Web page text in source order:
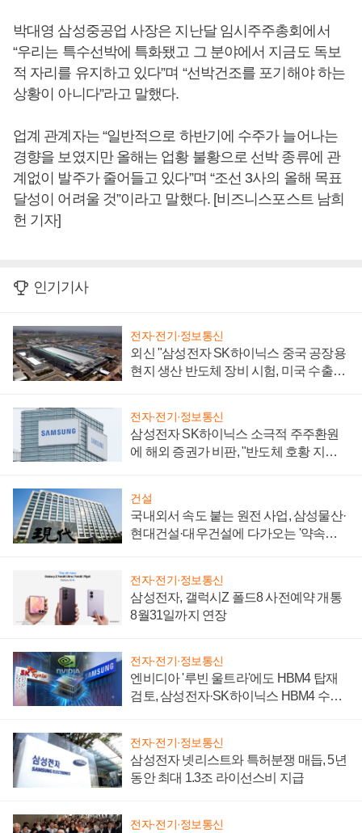
박대영 삼성중공업 사장은 지난달 임시주주총회에서
“우리는 특수선박에 특화됐고 그 분야에서 지금도 독보
적 자리를 유지하고 있다”며 “선박건조를 포기해야 하는
상황이 아니다”라고 말했다.
업계 관계자는 “일반적으로 하반기에 수주가 늘어나는
경향을 보였지만 올해는 업황 불황으로 선박 종류에 관
계없이 발주가 줄어들고 있다”며 “조선 3사의 올해 목표
달성이 어려울 것”이라고 말했다. [비즈니스포스트 남희
헌 기자]
인기기사
전자·전기·정보통신
외신 "삼성전자 SK하이닉스 중국 공장용
현지 생산 반도체 장비 시험, 미국 수출통
전자·전기·정보통신
삼성전자 SK하이닉스 소극적 주주환원
에 해외 증권가 비판, "반도체 호황 지속
건설
국내외서 속도 붙는 원전 사업, 삼성물산·
현대건설·대우건설에 다가오는 '약속의
전자·전기·정보통신
삼성전자, 갤럭시Z 폴드8 사전예약 개통
8월31일까지 연장
전자·전기·정보통신
엔비디아 '루빈 울트라'에도 HBM4 탑재
검토, 삼성전자·SK하이닉스 HBM4 수율
전자·전기·정보통신
삼성전자 넷리스트와 특허분쟁 매듭, 5년
동안 최대 1.3조 라이선스비 지급
전자·전기·정보통신